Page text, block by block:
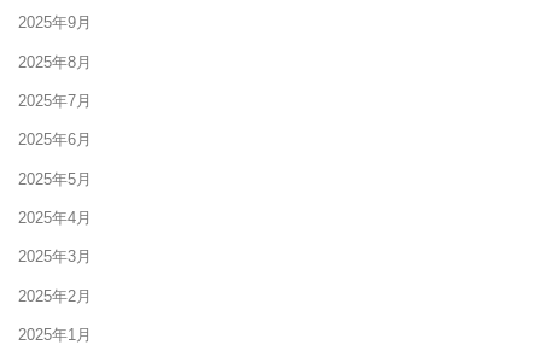
2025年9月
2025年8月
2025年7月
2025年6月
2025年5月
2025年4月
2025年3月
2025年2月
2025年1月